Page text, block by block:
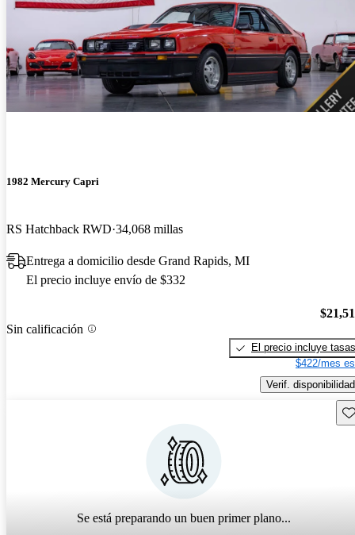
1982 Mercury Capri
RS Hatchback RWD 34,068 millas
Entrega a domicilio desde Grand Rapids, MI
El precio incluye envío de $332
Sin calificación
El precio incluye tasas
$422/mes
Verif. disponibilidad
Se está preparando un buen primer plano...